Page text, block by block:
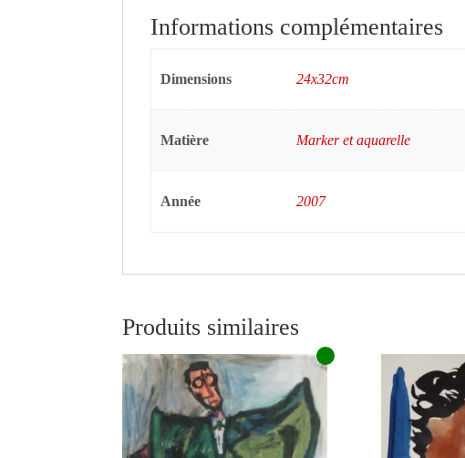
Informations complémentaires
Dimensions 24x32cm
Matière Marker et aquarelle
Année 2007
Produits similaires